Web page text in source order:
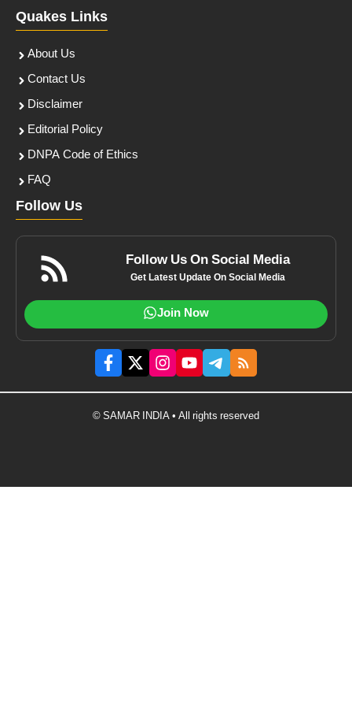
Quakes Links
About Us
Contact Us
Disclaimer
Editorial Policy
DNPA Code of Ethics
FAQ
Follow Us
Follow Us On Social Media
Get Latest Update On Social Media
Join Now
© SAMAR INDIA • All rights reserved